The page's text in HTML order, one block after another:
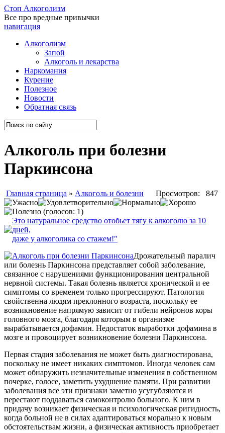
Стоп Алкоголизм
Все про вредные привычки
навигация
Алкоголизм
Запой
Алкоголь и лекарства
Наркомания
Курение
Полезное
Новости
Обратная связь
Алкоголь при болезни
Паркинсона
Главная страница » Алкоголь и болезни Просмотров: 847
(голосов: 1)
Это натуральное средство отобьет тягу к алкоголю за 10
дней,
даже у алкоголика со стажем!"
Дрожательный паралич
или болезнь Паркинсона представляет собой заболевание,
связанное с нарушениями функционирования центральной
нервной системы. Такая болезнь является хронической и ее
симптомы со временем только прогрессируют. Патология
свойственна людям преклонного возраста, поскольку ее
возникновение напрямую зависит от гибели нейронов коры
головного мозга, благодаря которым в организме
вырабатывается дофамин. Недостаток выработки дофамина в
мозге и провоцирует возникновение болезни Паркинсона.
Первая стадия заболевания не может быть диагностирована,
поскольку не имеет никаких симптомов. Иногда человек сам
может обнаружить незначительные изменения в собственном
почерке, голосе, заметить ухудшение памяти. При развитии
заболевания все эти признаки заметно усугубляются и
перестают поддаваться самоконтролю больного. К ним в
придачу возникает физическая и психологическая ригидность,
когда больной не в силах адаптироваться морально к новым
обстоятельствам жизни, а физическая активность приобретает